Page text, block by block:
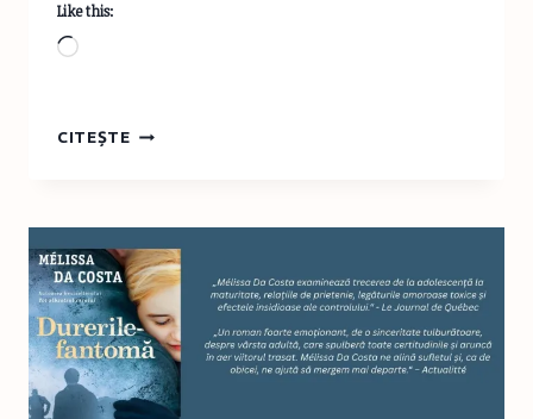
Like this:
Loading…
CITEȘTECELE
DE
IARNĂ
ȘI
CRĂCIUN
2025